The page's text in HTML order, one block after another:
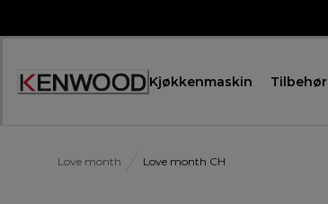
Kjøkkenmaskin Tilbehør
Love month Love month CH